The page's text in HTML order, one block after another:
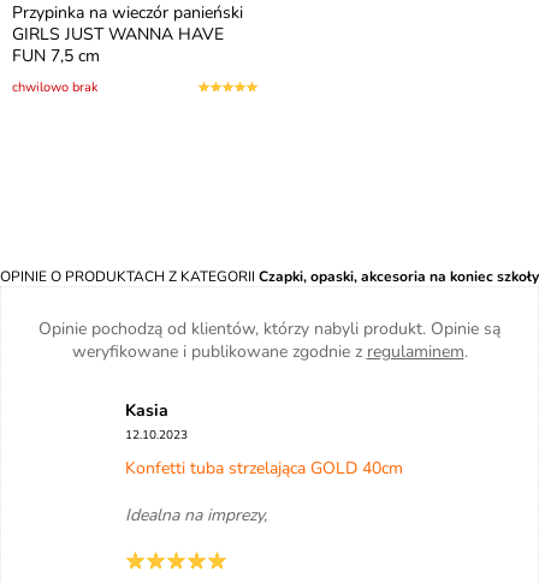
Przypinka na wieczór panieński
GIRLS JUST WANNA HAVE
FUN 7,5 cm
chwilowo brak
OPINIE O PRODUKTACH Z KATEGORII Czapki, opaski, akcesoria na koniec szkoły
Opinie pochodzą od klientów, którzy nabyli produkt. Opinie są
weryfikowane i publikowane zgodnie z regulaminem.
Kasia
12.10.2023
Konfetti tuba strzelająca GOLD 40cm
Idealna na imprezy,